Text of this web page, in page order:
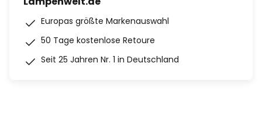
Europas größte Markenauswahl
50 Tage kostenlose Retoure
Seit 25 Jahren Nr. 1 in Deutschland